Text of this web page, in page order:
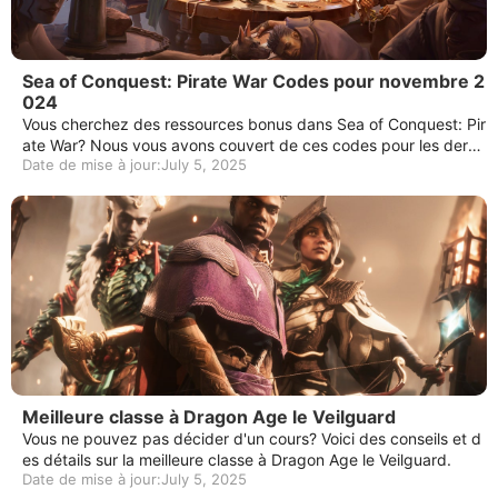
Sea of ​​Conquest: Pirate War Codes pour novembre 2
024
Vous cherchez des ressources bonus dans Sea of ​​Conquest: Pir
ate War? Nous vous avons couvert de ces codes pour les derni
ers cadeaux de mer.
Date de mise à jour:July 5, 2025
Meilleure classe à Dragon Age le Veilguard
Vous ne pouvez pas décider d'un cours? Voici des conseils et d
es détails sur la meilleure classe à Dragon Age le Veilguard.
Date de mise à jour:July 5, 2025